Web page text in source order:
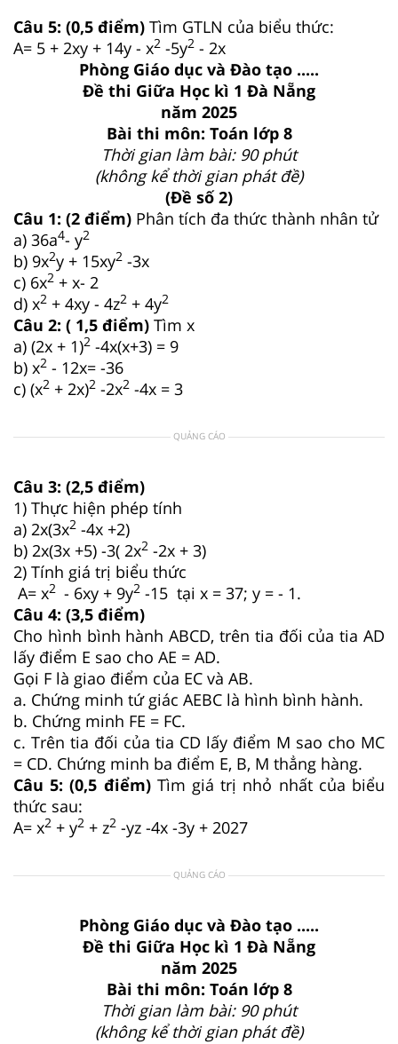
Câu 5: (0,5 điểm) Tìm GTLN của biểu thức:
A= 5 + 2xy + 14y - x2 -5y2 - 2x
Phòng Giáo dục và Đào tạo .....
Đề thi Giữa Học kì 1 Đà Nẵng
năm 2025
Bài thi môn: Toán lớp 8
Thời gian làm bài: 90 phút
(không kể thời gian phát đề)
(Đề số 2)
Câu 1: (2 điểm) Phân tích đa thức thành nhân tử
a) 36a4- y2
b) 9x2y + 15xy2 -3x
c) 6x2 + x- 2
d) x2 + 4xy - 4z2 + 4y2
Câu 2: ( 1,5 điểm) Tìm x
a) (2x + 1)2 -4x(x+3) = 9
b) x2 - 12x= -36
c) (x2 + 2x)2 -2x2 -4x = 3
QUẢNG CÁO
Câu 3: (2,5 điểm)
1) Thực hiện phép tính
a) 2x(3x2 -4x +2)
b) 2x(3x +5) -3( 2x2 -2x + 3)
2) Tính giá trị biểu thức
A= x2 - 6xy + 9y2 -15 tại x = 37; y = - 1.
Câu 4: (3,5 điểm)
Cho hình bình hành ABCD, trên tia đối của tia AD
lấy điểm E sao cho AE = AD.
Gọi F là giao điểm của EC và AB.
a. Chứng minh tứ giác AEBC là hình bình hành.
b. Chứng minh FE = FC.
c. Trên tia đối của tia CD lấy điểm M sao cho MC
= CD. Chứng minh ba điểm E, B, M thẳng hàng.
Câu 5: (0,5 điểm)Tìm giá trị nhỏ nhất của biểu
thức sau:
A= x2 + y2 + z2 -yz -4x -3y + 2027
QUẢNG CÁO
Phòng Giáo dục và Đào tạo .....
Đề thi Giữa Học kì 1 Đà Nẵng
năm 2025
Bài thi môn: Toán lớp 8
Thời gian làm bài: 90 phút
(không kể thời gian phát đề)